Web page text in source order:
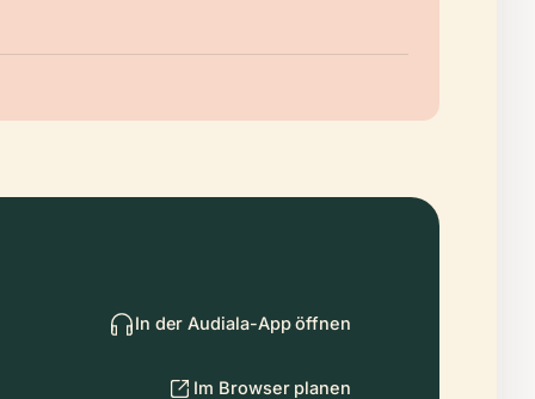
In der Audiala-App öffnen
Im Browser planen